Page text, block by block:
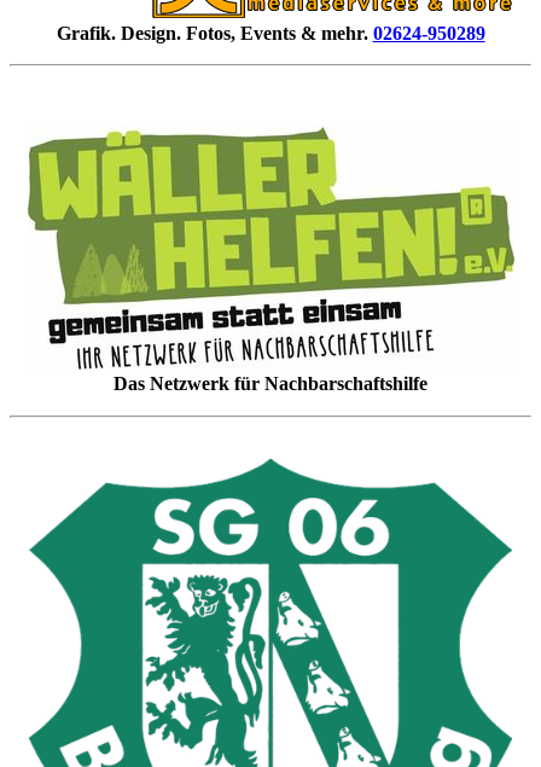
Grafik. Design. Fotos, Events & mehr. 02624-950289
Das Netzwerk für Nachbarschaftshilfe